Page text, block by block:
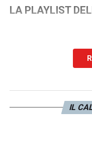
LA PLAYLIST
IL